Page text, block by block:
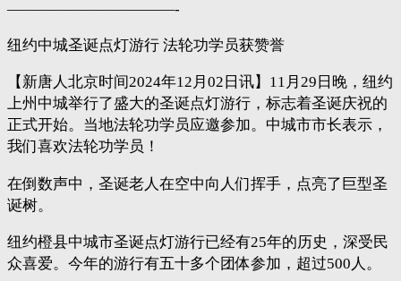
———————————-
纽约中城圣诞点灯游行 法轮功学员获赞誉
【新唐人北京时间2024年12月02日讯】11月29日晚，纽约
上州中城举行了盛大的圣诞点灯游行，标志着圣诞庆祝的
正式开始。当地法轮功学员应邀参加。中城市市长表示，
我们喜欢法轮功学员！
在倒数声中，圣诞老人在空中向人们挥手，点亮了巨型圣
诞树。
纽约橙县中城市圣诞点灯游行已经有25年的历史，深受民
众喜爱。今年的游行有五十多个团体参加，超过500人。